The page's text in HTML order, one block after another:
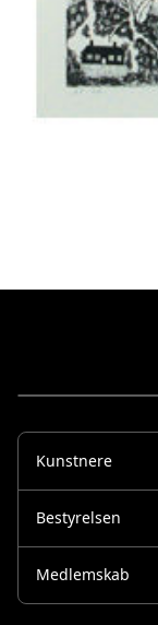
Kunstnere
Bestyrelsen
Medlemskab